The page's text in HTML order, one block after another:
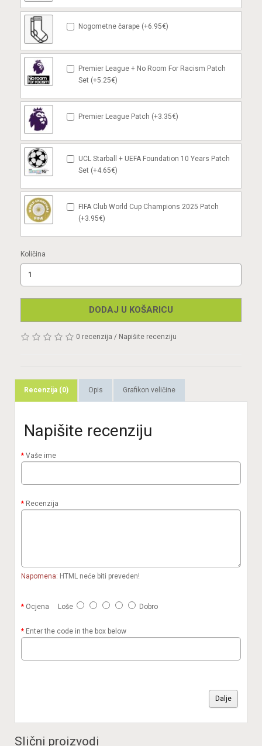
Nogometne čarape (+6.95€)
Premier League + No Room For Racism Patch
Set (+5.25€)
Premier League Patch (+3.35€)
UCL Starball + UEFA Foundation 10 Years Patch
Set (+4.65€)
FIFA Club World Cup Champions 2025 Patch
(+3.95€)
Količina
DODAJ U KOŠARICU
0 recenzija / Napišite recenziju
Recenzija (0) Opis Grafikon veličine
Napišite recenziju
Vaše ime
Recenzija
Napomena: HTML neće biti preveden!
Ocjena Loše Dobro
Enter the code in the box below
Dalje
Slični proizvodi